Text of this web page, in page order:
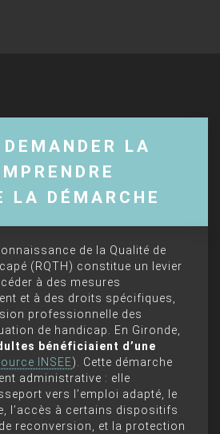
LA
LA DÉMARCHE
de la Qualité de
(RQTH) constitue un levier
à des mesures
et à des droits spécifiques,
professionnelle des
de handicap. En Gironde,
bénéficiaient d’une
INSEE). Cette démarche
administrative : elle
vers l’emploi adapté, le
l’accès à certains dispositifs
reconversion, et la protection